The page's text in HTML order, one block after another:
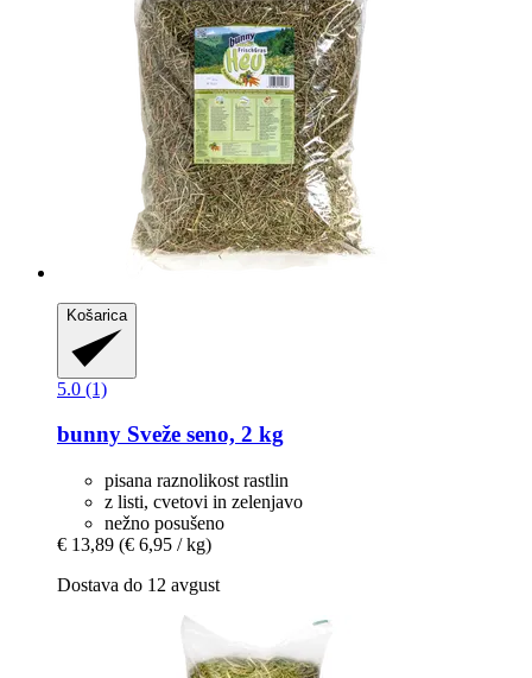
Košarica
5.0 (1)
bunny Sveže seno, 2 kg
pisana raznolikost rastlin
z listi, cvetovi in ​​zelenjavo
nežno posušeno
€ 13,89 (€ 6,95 / kg)
Dostava do 12 avgust